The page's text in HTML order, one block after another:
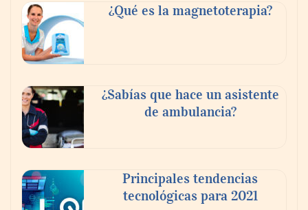
buscan proyectar talento mexicano y
fortalecer el turismo médico
¿Qué es la magnetoterapia?
¿Sabías que hace un asistente
de ambulancia?
Principales tendencias
tecnológicas para 2021